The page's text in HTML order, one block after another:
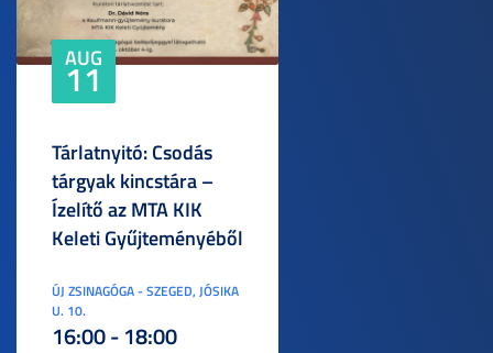
AUG
11
Tárlatnyitó: Csodás
tárgyak kincstára –
Ízelítő az MTA KIK
Keleti Gyűjteményéből
ÚJ ZSINAGÓGA - SZEGED, JÓSIKA
U. 10.
16:00 - 18:00